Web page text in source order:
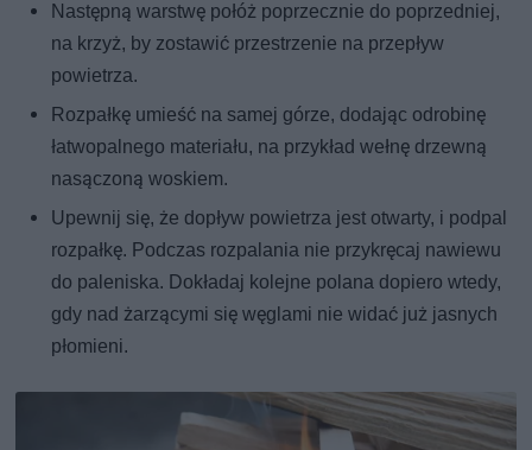
Następną warstwę połóż poprzecznie do poprzedniej,
na krzyż, by zostawić przestrzenie na przepływ
powietrza.
Rozpałkę umieść na samej górze, dodając odrobinę
łatwopalnego materiału, na przykład wełnę drzewną
nasączoną woskiem.
Upewnij się, że dopływ powietrza jest otwarty, i podpal
rozpałkę. Podczas rozpalania nie przykręcaj nawiewu
do paleniska. Dokładaj kolejne polana dopiero wtedy,
gdy nad żarzącymi się węglami nie widać już jasnych
płomieni.